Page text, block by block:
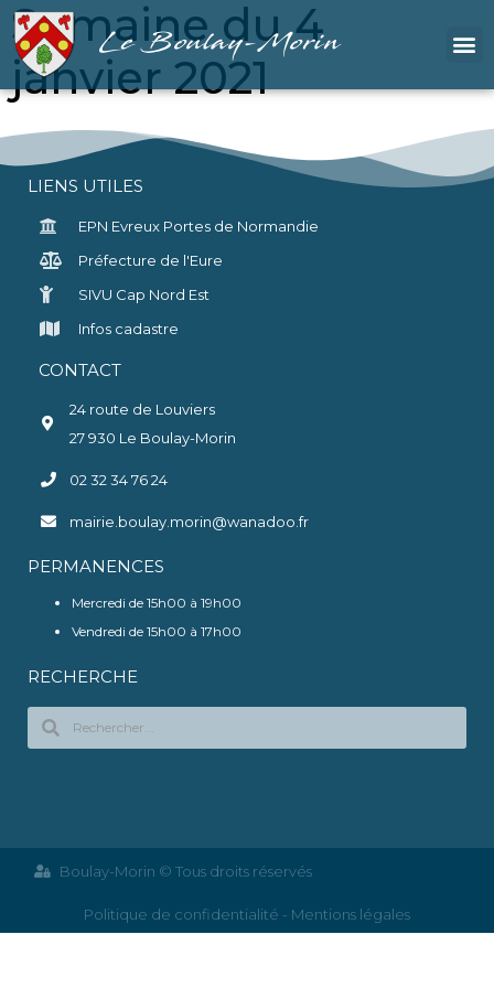
Le Boulay-Morin
Semaine du 4
janvier 2021
LIENS UTILES
EPN Evreux Portes de Normandie
Préfecture de l'Eure
SIVU Cap Nord Est
Infos cadastre
CONTACT
24 route de Louviers
27 930 Le Boulay-Morin
02 32 34 76 24
mairie.boulay.morin@wanadoo.fr
PERMANENCES
Mercredi de 15h00 à 19h00
Vendredi de 15h00 à 17h00
RECHERCHE
Boulay-Morin © Tous droits réservés
Politique de confidentialité - Mentions légales